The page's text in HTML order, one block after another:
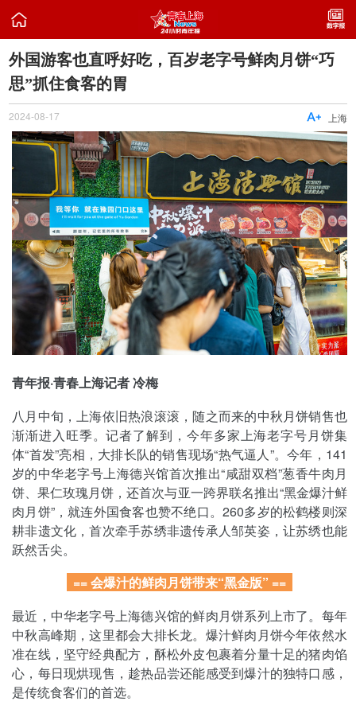

​外国游客也直呼好吃，百岁老字号鲜肉月饼“巧
思”抓住食客的胃
2024-08-17 上海

青年报·青春上海记者 冷梅
八月中旬，上海依旧热浪滚滚，随之而来的中秋月饼销售也
渐渐进入旺季。记者了解到，今年多家上海老字号月饼集
体“首发”亮相，大排长队的销售现场“热气逼人”。今年，141
岁的中华老字号上海德兴馆首次推出“咸甜双档”葱香牛肉月
饼、果仁玫瑰月饼，还首次与亚一跨界联名推出“黑金爆汁鲜
肉月饼”，就连外国食客也赞不绝口。260多岁的松鹤楼则深
耕非遗文化，首次牵手苏绣非遗传承人邹英姿，让苏绣也能
跃然舌尖。
== 会爆汁的鲜肉月饼带来“黑金版” ==
最近，中华老字号上海德兴馆的鲜肉月饼系列上市了。每年
中秋高峰期，这里都会大排长龙。爆汁鲜肉月饼今年依然水
准在线，坚守经典配方，酥松外皮包裹着分量十足的猪肉馅
心，每日现烘现售，趁热品尝还能感受到爆汁的独特口感，
是传统食客们的首选。